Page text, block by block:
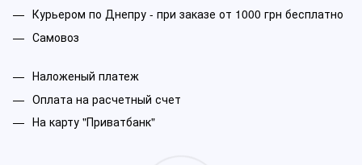
Курьером по Днепру - при заказе от 1000 грн бесплатно
Самовоз
Наложеный платеж
Оплата на расчетный счет
На карту "Приватбанк"